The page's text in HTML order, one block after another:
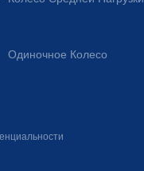
Одиночное Колесо